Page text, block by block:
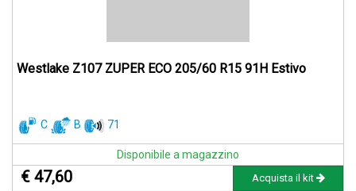
Westlake Z107 ZUPER ECO 205/60 R15 91H Estivo
C B 71
Disponibile a magazzino
€ 47,60 Acquista il kit